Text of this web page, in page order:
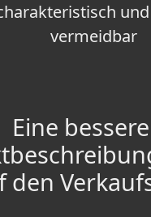
vermeidbar
Eine bessere
den